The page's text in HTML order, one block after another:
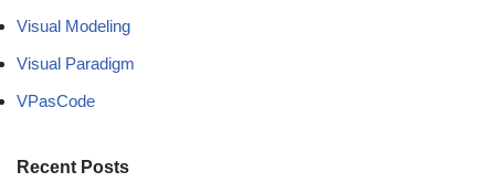
Visual Modeling
Visual Paradigm
VPasCode
Recent Posts